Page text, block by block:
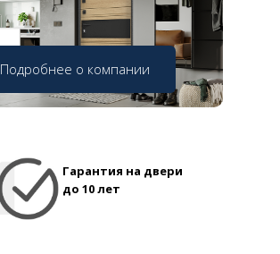
Подробнее о компании
Гарантия на двери
до 10 лет